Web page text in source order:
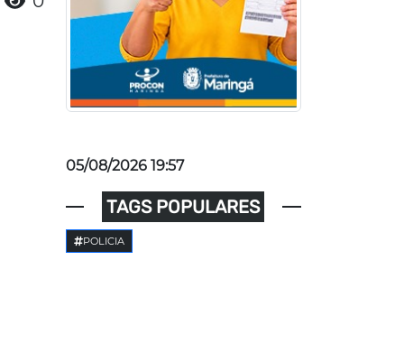
05/08/2026 19:57
TAGS POPULARES
POLICIA